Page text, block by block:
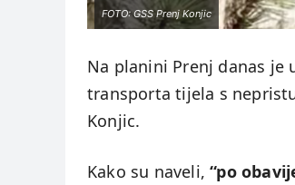
FOTO: GSS Prenj Konjic
Na planini Prenj danas je
transporta tijela s
Konjic.
Kako su naveli,“po